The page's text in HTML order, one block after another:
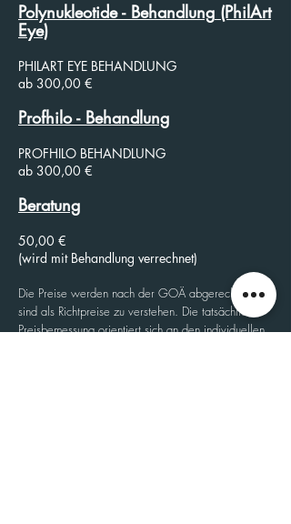
Polynukleotide- Behandlung (PhilArt
Eye)
PHILART EYE BEHANDLUNG
ab 300,00 €
Profhilo- Behandlung
PROFHILO BEHANDLUNG
ab 300,00 €
Beratung
50,00 €
(wird mit Behandlung verrechnet)
Die Preise werden nach der GOÄ abgerechnet und
sind als Richtpreise zu verstehen. Die tatsächliche
Preisbemessung orientiert sich an den individuellen